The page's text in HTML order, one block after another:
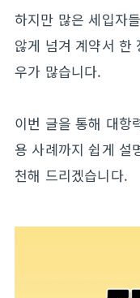
하지만 많은 세입자
않게 넘겨 계약서 한
우가 많습니다.
이번 글을 통해 대항
용 사례까지 쉽게 설
천해 드리겠습니다.